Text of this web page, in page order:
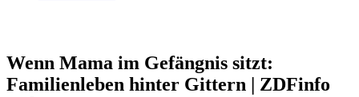
Wenn Mama im Gefängnis sitzt:
Familienleben hinter Gittern | ZDFinfo